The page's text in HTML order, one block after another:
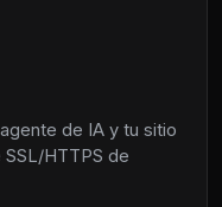
de IA y tu sitio
HTTPS de